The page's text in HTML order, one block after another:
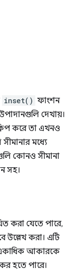
inset() ফাংশন
দেখায়।
করে তা এখনও
মধ্যে
কোনও সীমানা
সহ।
করা যেতে পারে,
উল্লেখ করা। এটি
একাধিক আকারকে
হতে পারে।